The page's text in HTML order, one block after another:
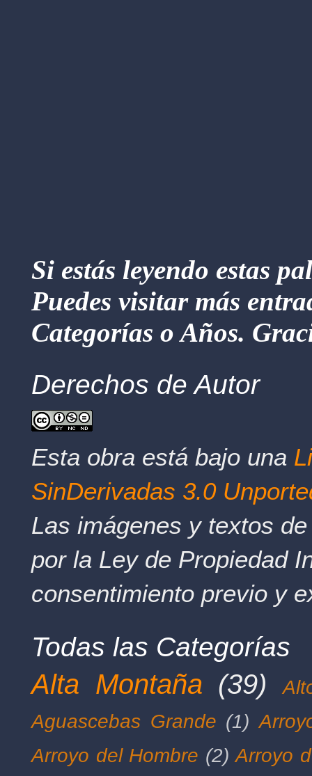
Si estás leyendo estas
Puedes visitar más
Categorías o Años.
Derechos de Autor
Esta obra está bajo una
SinDerivadas 3.0
Las imágenes y textos
por la Ley de Propiedad
consentimiento previo y
Todas las Categorías
Alta Montaña (39)
Aguascebas Grande (1)
Arroyo del Hombre (2) Arroyo